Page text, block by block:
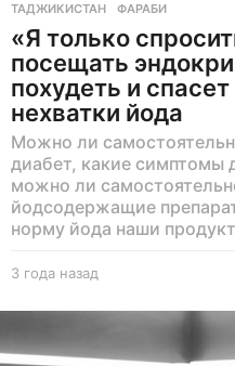
ТАДЖИКИСТАН
,ФАРАБИ
«Я только
посещать
похудеть и
нехватки йода
Можно ли
диабет, какие
можно ли
йодсодержащие
норму йода наши
3 года назад
о
а